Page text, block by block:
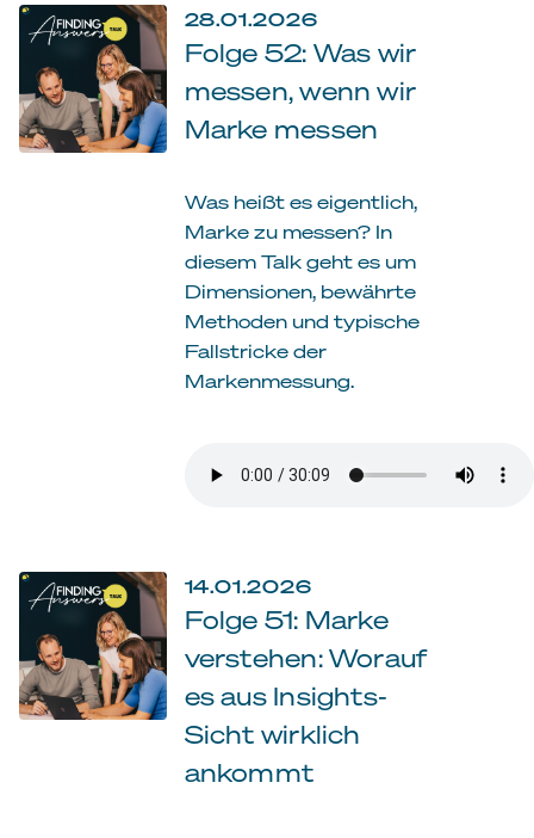
28.01.2026
Folge 52: Was wir
messen, wenn wir
Marke messen
Was heißt es eigentlich,
Marke zu messen? In
diesem Talk geht es um
Dimensionen, bewährte
Methoden und typische
Fallstricke der
Markenmessung.
14.01.2026
Folge 51: Marke
verstehen: Worauf
es aus Insights-
Sicht wirklich
ankommt